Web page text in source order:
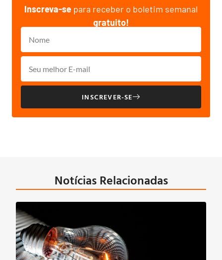
Inscreva-se para receber o boletim semanal
gratuito!
INSCREVER-SE
Notícias Relacionadas